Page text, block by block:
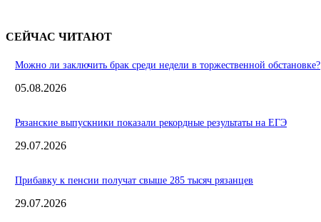
СЕЙЧАС ЧИТАЮТ
Можно ли заключить брак среди недели в торжественной обстановке?
05.08.2026
Рязанские выпускники показали рекордные результаты на ЕГЭ
29.07.2026
Прибавку к пенсии получат свыше 285 тысяч рязанцев
29.07.2026